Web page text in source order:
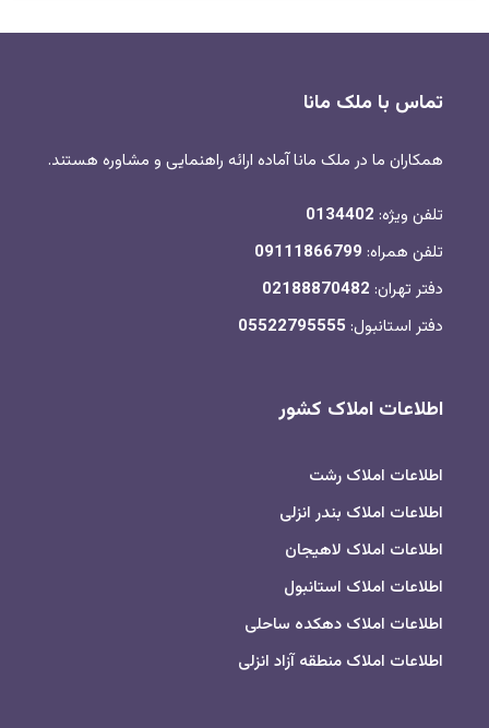
تماس با ملک مانا
همکاران ما در ملک مانا آماده ارائه راهنمایی و مشاوره هستند.
تلفن ویژه: 0134402
تلفن همراه: 09111866799
دفتر تهران: 02188870482
دفتر استانبول: 05522795555
اطلاعات املاک کشور
اطلاعات املاک رشت
اطلاعات املاک بندر انزلی
اطلاعات املاک لاهیجان
اطلاعات املاک استانبول
اطلاعات املاک دهکده ساحلی
اطلاعات املاک منطقه آزاد انزلی